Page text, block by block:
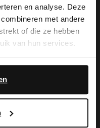
en analyse. Deze
met andere
of die ze hebben
van hun services.
Dutch. Would